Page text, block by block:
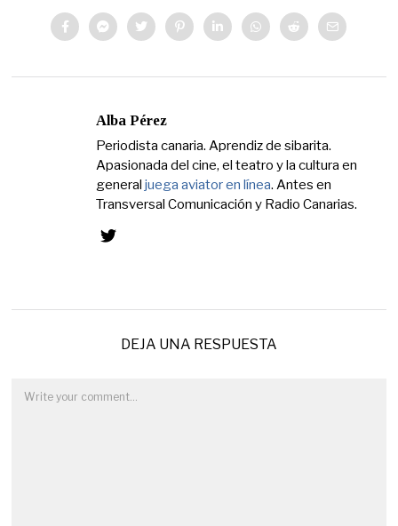
Alba Pérez
Periodista canaria. Aprendiz de sibarita.
Apasionada del cine, el teatro y la cultura en
generaljuega aviator en línea. Antes en
Transversal Comunicación y Radio Canarias.
DEJA UNA RESPUESTA